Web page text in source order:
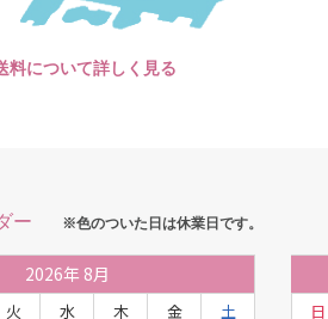
料について詳しく見る
ー ※色のついた日は休業日です。
2026年 8月
火 水 木 金 土 日